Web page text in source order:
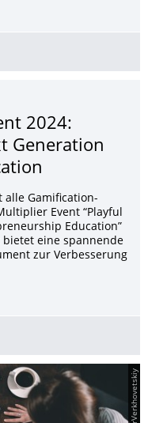
2024:
Generation
alle Gamification-
Event “Playful
Education”
bietet eine spannende
zur Verbesserung